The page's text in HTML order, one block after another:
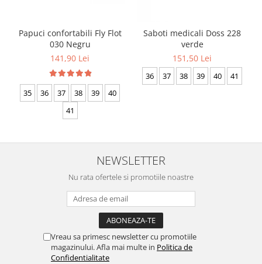
Papuci confortabili Fly Flot
030 Negru
141,90 Lei
35 36 37 38 39
40
41
Saboti medicali Doss 228
verde
151,50 Lei
36 37 38 39 40 41
NEWSLETTER
Nu rata ofertele si promotiile noastre
Vreau sa primesc newsletter cu promotiile
magazinului. Afla mai multe in Politica de
Confidentialitate